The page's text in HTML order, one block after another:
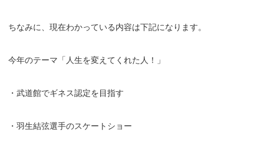
ちなみに、現在わかっている内容は下記になります。
今年のテーマ「人生を変えてくれた人！」
・武道館でギネス認定を目指す
・羽生結弦選手のスケートショー